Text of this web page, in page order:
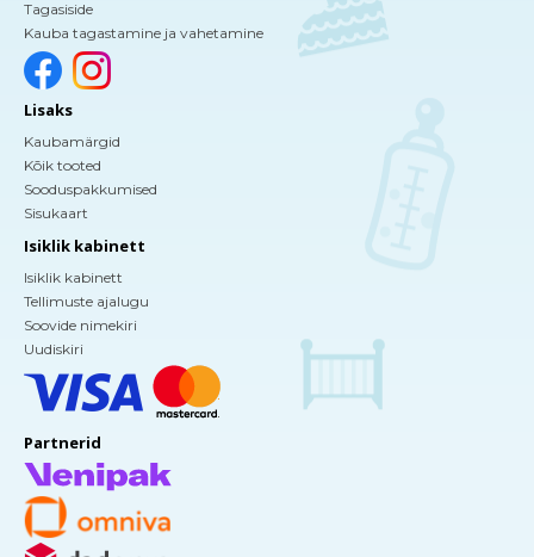
Tagasiside
Kauba tagastamine ja vahetamine
Lisaks
Kaubamärgid
Kõik tooted
Sooduspakkumised
Sisukaart
Isiklik kabinett
Isiklik kabinett
Tellimuste ajalugu
Soovide nimekiri
Uudiskiri
Partnerid